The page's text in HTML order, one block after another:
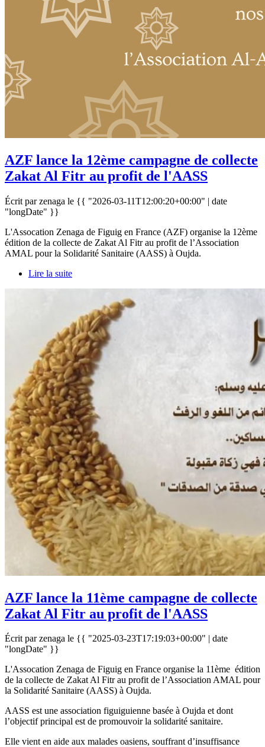
AZF lance la 12ème campagne de collecte
Zakat Al Fitr au profit de l'AASS
Écrit par zenaga le {{ "2026-03-11T12:00:20+00:00" | date
"longDate" }}
L'Assocation Zenaga de Figuig en France (AZF) organise la 12ème
édition de la collecte de Zakat Al Fitr au profit de l’Association
AMAL pour la Solidarité Sanitaire (AASS) à Oujda.
Lire la suite
AZF lance la 11ème campagne de collecte
Zakat Al Fitr au profit de l'AASS
Écrit par zenaga le {{ "2025-03-23T17:19:03+00:00" | date
"longDate" }}
L'Assocation Zenaga de Figuig en France organise la 11ème édition
de la collecte de Zakat Al Fitr au profit de l’Association AMAL pour
la Solidarité Sanitaire (AASS) à Oujda.
AASS est une association figuiguienne basée à Oujda et dont
l’objectif principal est de promouvoir la solidarité sanitaire.
Elle vient en aide aux malades oasiens, souffrant d’insuffisance